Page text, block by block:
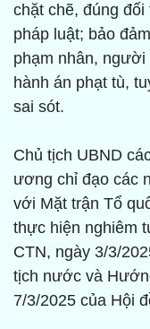
chặt chẽ, đúng
pháp luật; bảo
phạm nhân,
hành án phạt tù,
sai sót.
Chủ tịch UBND
ương chỉ đạo các
với Mặt trận Tổ
thực hiện nghiêm
CTN, ngày 3/3/
tịch nước và
7/3/2025 của Hội